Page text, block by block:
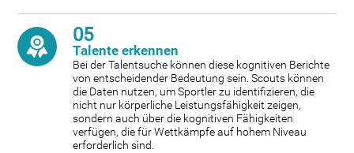
05
Talente erkennen
Bei der Talentsuche können diese kognitiven Berichte
von entscheidender Bedeutung sein. Scouts können
die Daten nutzen, um Sportler zu identifizieren, die
nicht nur körperliche Leistungsfähigkeit zeigen,
sondern auch über die kognitiven Fähigkeiten
verfügen, die für Wettkämpfe auf hohem Niveau
erforderlich sind.